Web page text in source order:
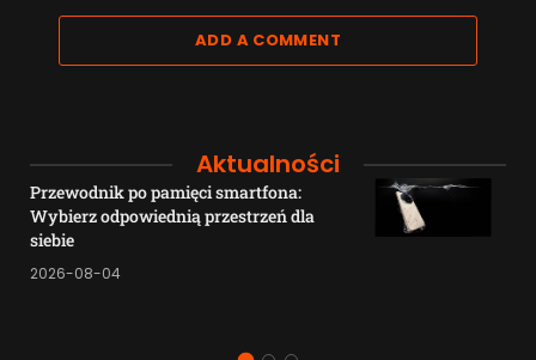
ADD A COMMENT
Aktualności
Przewodnik po pamięci smartfona:
Wybierz odpowiednią przestrzeń dla
siebie
2026-08-04